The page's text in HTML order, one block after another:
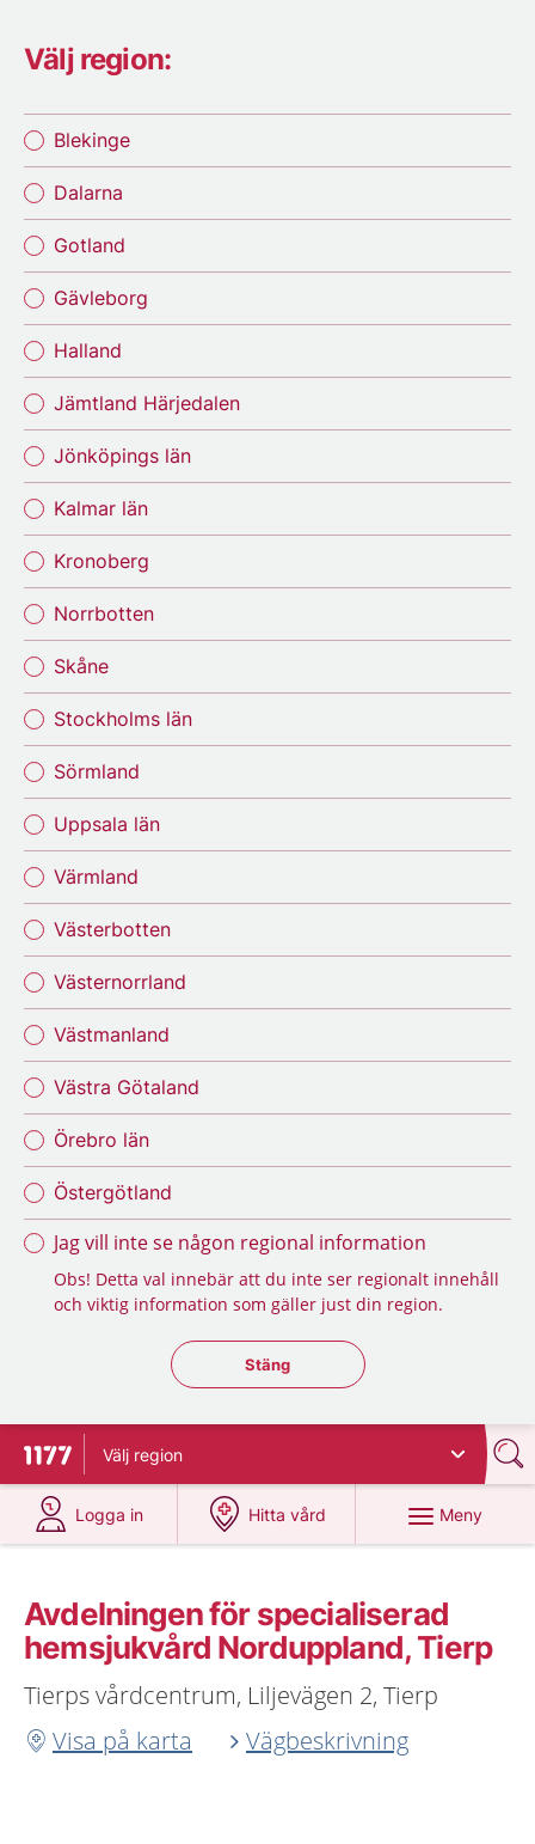
Välj region:
Blekinge
Dalarna
Gotland
Gävleborg
Halland
Jämtland Härjedalen
Jönköpings län
Kalmar län
Kronoberg
Norrbotten
Skåne
Stockholms län
Sörmland
Uppsala län
Värmland
Västerbotten
Västernorrland
Västmanland
Västra Götaland
Örebro län
Östergötland
Jag vill inte se någon regional information
Obs! Detta val innebär att du inte ser regionalt innehåll
och viktig information som gäller just din region.
Stäng regionsväljaren
Stäng
Till startsidan för 1177
Välj region
Logga in
på 1177.se
Hitta vård
på 1177.se
Meny
Avdelningen för specialiserad
hemsjukvård Norduppland, Tierp
Tierps vårdcentrum, Liljevägen 2, Tierp
Visa på karta
Vägbeskrivning